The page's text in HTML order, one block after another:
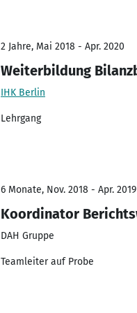
2 Jahre, Mai 2018 - Apr. 2020
Weiterbildung
IHK Berlin
Lehrgang
6 Monate, Nov. 2018 - Apr. 2019
Koordinator
DAH Gruppe
Teamleiter auf Probe